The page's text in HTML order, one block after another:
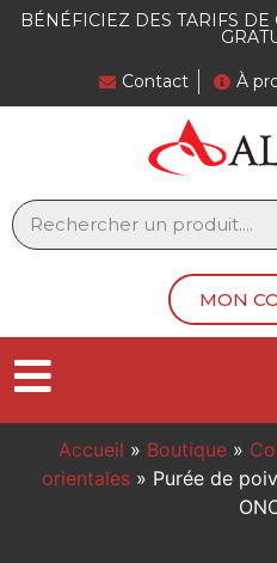
BÉNÉFICIEZ DES TARIFS
Contact À
MON
Accueil » Boutique »
orientales » Purée de